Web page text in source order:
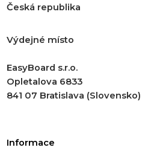
Česká republika
Výdejné místo
EasyBoard s.r.o.
Opletalova 6833
841 07 Bratislava (Slovensko)
Informace